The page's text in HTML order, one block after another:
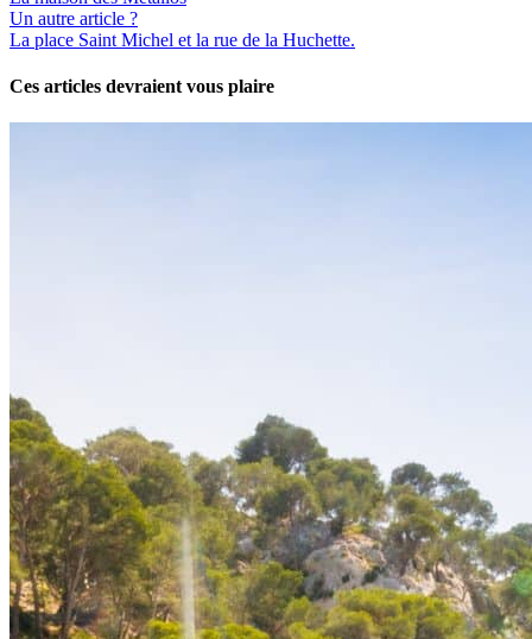
Un autre article ?
La place Saint Michel et la rue de la Huchette.
Ces articles devraient vous plaire